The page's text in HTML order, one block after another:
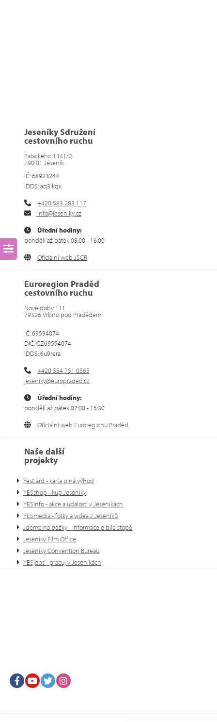
Jeseníky Sdružení
cestovního ruchu
Palackého 1341/2
790 01 Jeseník
IČ: 68923244
IDDS: aq3ikqx
+420 583 283 117
info@jeseniky.cz
Úřední hodiny:
pondělí až pátek 08:00 - 16:00
Oficiální web JSCR
Euroregion Praděd
cestovního ruchu
Nové doby 111
79326 Vrbno pod Pradědem
IČ: 69594074
DIČ: CZ69594074
IDDS: 6u9rera
+420 554 751 0565
jeseniky@europraded.cz
Úřední hodiny:
pondělí až pátek 07:00 - 15:30
Oficiální web Euroregionu Praděd
Naše další
projekty
YesCard - karta plná výhod
YESshop - kup Jeseníky
YESinfo - akce a události v Jeseníkách
YESmedia - fotky a videa z Jeseníků
Jdeme na běžky - informace o bíle stopě
Jeseníky Film Office
Jeseníky Convention Bureau
YESjobs - pracuj v Jeseníkách
FacebookYoutubeTwitter